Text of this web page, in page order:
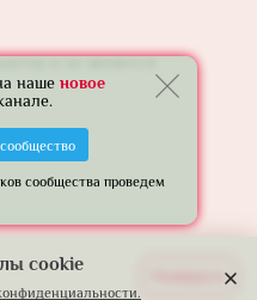
и не является
cookie
наше новое
сообщества проведем
Развернуть